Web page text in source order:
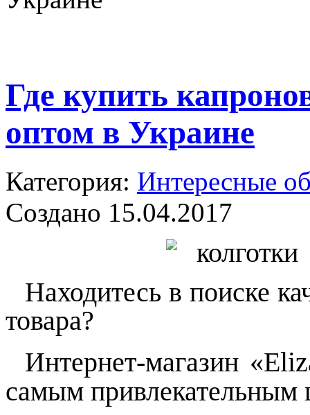
Где купить
оптом в Украине
Категория: Интересные
Создано 15.04.2017
Находитесь в поиске
товара?
Интернет-магазин «
самым